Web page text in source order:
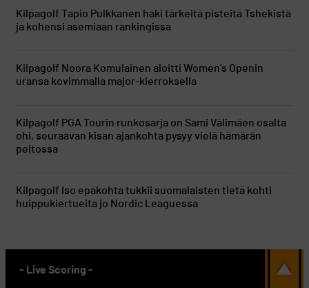
Kilpagolf Tapio Pulkkanen haki tärkeitä pisteitä Tshekistä
ja kohensi asemiaan rankingissa
Kilpagolf Noora Komulainen aloitti Women’s Openin
uransa kovimmalla major-kierroksella
Kilpagolf PGA Tourin runkosarja on Sami Välimäen osalta
ohi, seuraavan kisan ajankohta pysyy vielä hämärän
peitossa
Kilpagolf Iso epäkohta tukkii suomalaisten tietä kohti
huippukiertueita jo Nordic Leaguessa
- Live Scoring -